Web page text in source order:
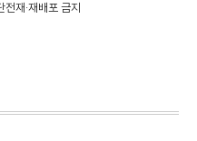
재·재배포 금지